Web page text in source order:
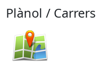
Plànol / Carrers